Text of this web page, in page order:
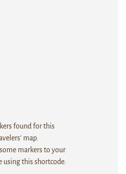
found for this
map.
markers to your
using this shortcode.